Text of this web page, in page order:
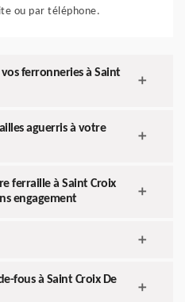
ou par téléphone.
ferronneries à Saint
aguerris à votre
ferraille à Saint Croix
engagement
fous à Saint Croix De